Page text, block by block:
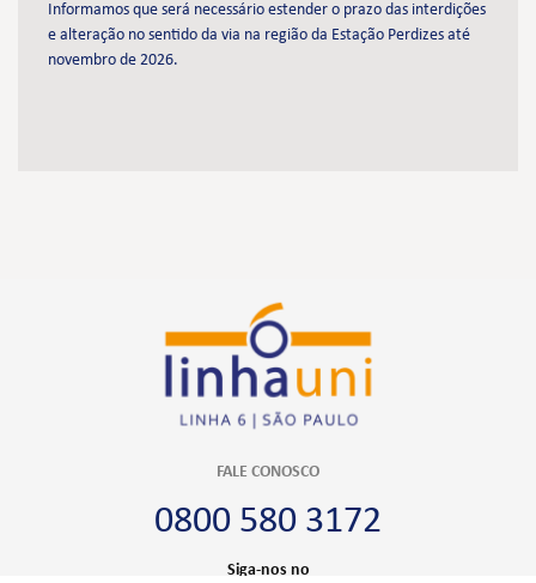
Informamos que será necessário estender o prazo das interdições
e alteração no sentido da via na região da Estação Perdizes até
novembro de 2026.
FALE CONOSCO
0800 580 3172
Siga-nos no